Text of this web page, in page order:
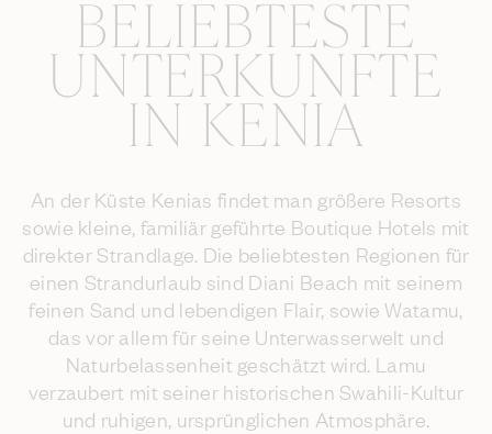
BELIEBTESTE
UNTERKÜNFTE
IN KENIA
An der Küste Kenias findet man größere Resorts
sowie kleine, familiär geführte Boutique Hotels mit
direkter Strandlage. Die beliebtesten Regionen für
einen Strandurlaub sind Diani Beach mit seinem
feinen Sand und lebendigen Flair, sowie Watamu,
das vor allem für seine Unterwasserwelt und
Naturbelassenheit geschätzt wird. Lamu
verzaubert mit seiner historischen Swahili-Kultur
und ruhigen, ursprünglichen Atmosphäre.